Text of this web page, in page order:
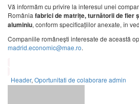
Vă informăm cu privire la interesul unei
România fabricide matrițe, turnătorii de fier
aluminiu, conform specificațiilor anexate, în
Companiile românești interesate de această
madrid.economic@mae.ro.
Header, Oportunitati de colaborare admin